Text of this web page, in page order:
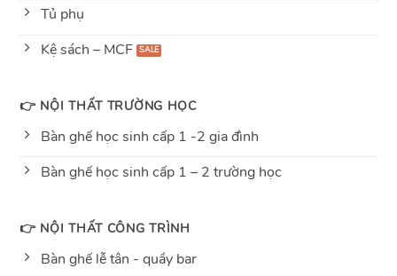
Tủ phụ
Kệ sách – MCF
👉 NỘI THẤT TRƯỜNG HỌC
Bàn ghế học sinh cấp 1 -2 gia đình
Bàn ghế học sinh cấp 1 – 2 trường học
👉 NỘI THẤT CÔNG TRÌNH
Bàn ghế lễ tân - quầy bar